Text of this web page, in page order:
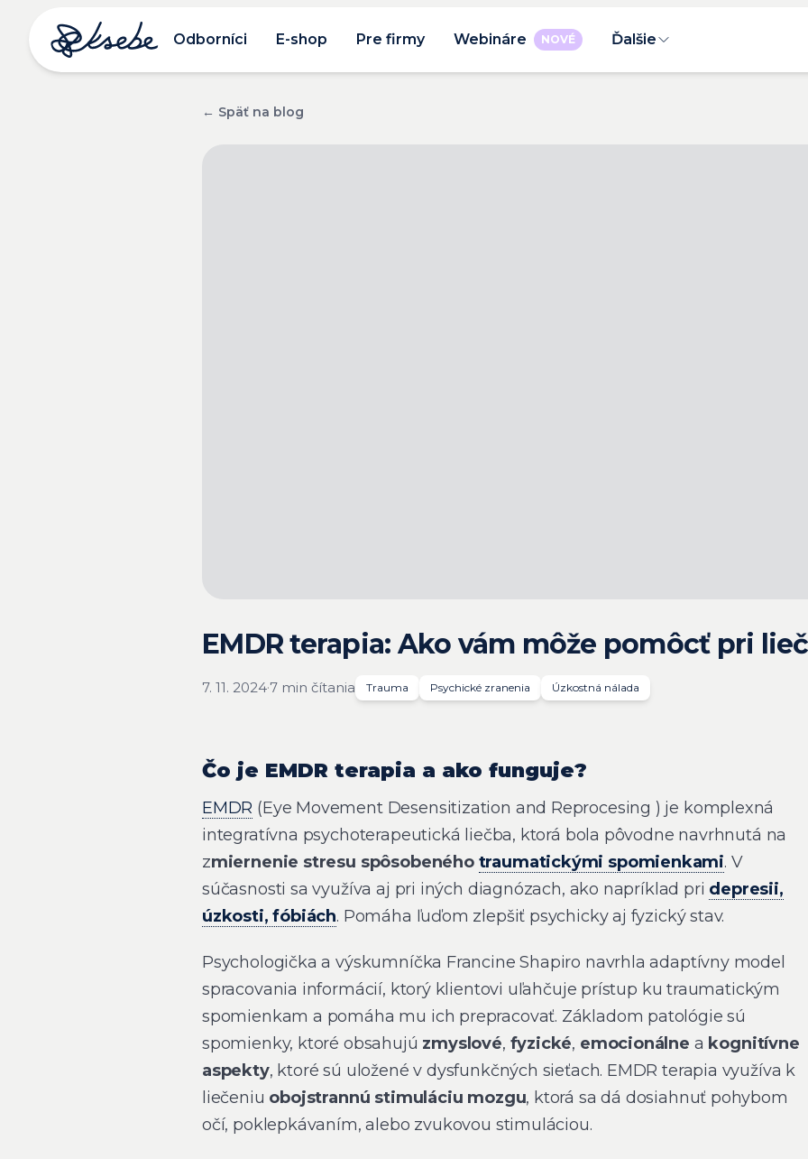
Odborníci E-shop Pre firmy Webináre NOVÉ Ďalšie
← Späť na blog
EMDR terapia: Ako vám môže pomôcť pri
7. 11. 2024·7 min čítania Trauma Psychické zranenia Úzkostná nálada
Čo je EMDR terapia a ako funguje?
EMDR (Eye Movement Desensitization and Reprocesing ) je komplexná
integratívna psychoterapeutická liečba, ktorá bola pôvodne navrhnutá na
zmiernenie stresu spôsobeného traumatickými spomienkami. V
súčasnosti sa využíva aj pri iných diagnózach, ako napríklad pri depresii,
úzkosti, fóbiách. Pomáha ľuďom zlepšiť psychicky aj fyzický stav.
Psychologička a výskumníčka Francine Shapiro navrhla adaptívny model
spracovania informácií, ktorý klientovi uľahčuje prístup ku traumatickým
spomienkam a pomáha mu ich prepracovať. Základom patológie sú
spomienky, ktoré obsahujú zmyslové, fyzické, emocionálne a kognitívne
aspekty, ktoré sú uložené v dysfunkčných sieťach. EMDR terapia využíva k
liečeniu obojstrannú stimuláciu mozgu, ktorá sa dá dosiahnuť pohybom
očí, poklepkávaním, alebo zvukovou stimuláciou.